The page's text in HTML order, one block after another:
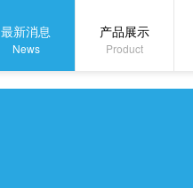
最新消息
News
产品展示
Product